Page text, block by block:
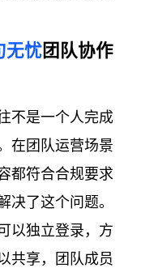
无忧团队协作
不是一个人完成
在团队运营场景
都符合合规要求
决了这个问题。
以独立登录，方
共享，团队成员